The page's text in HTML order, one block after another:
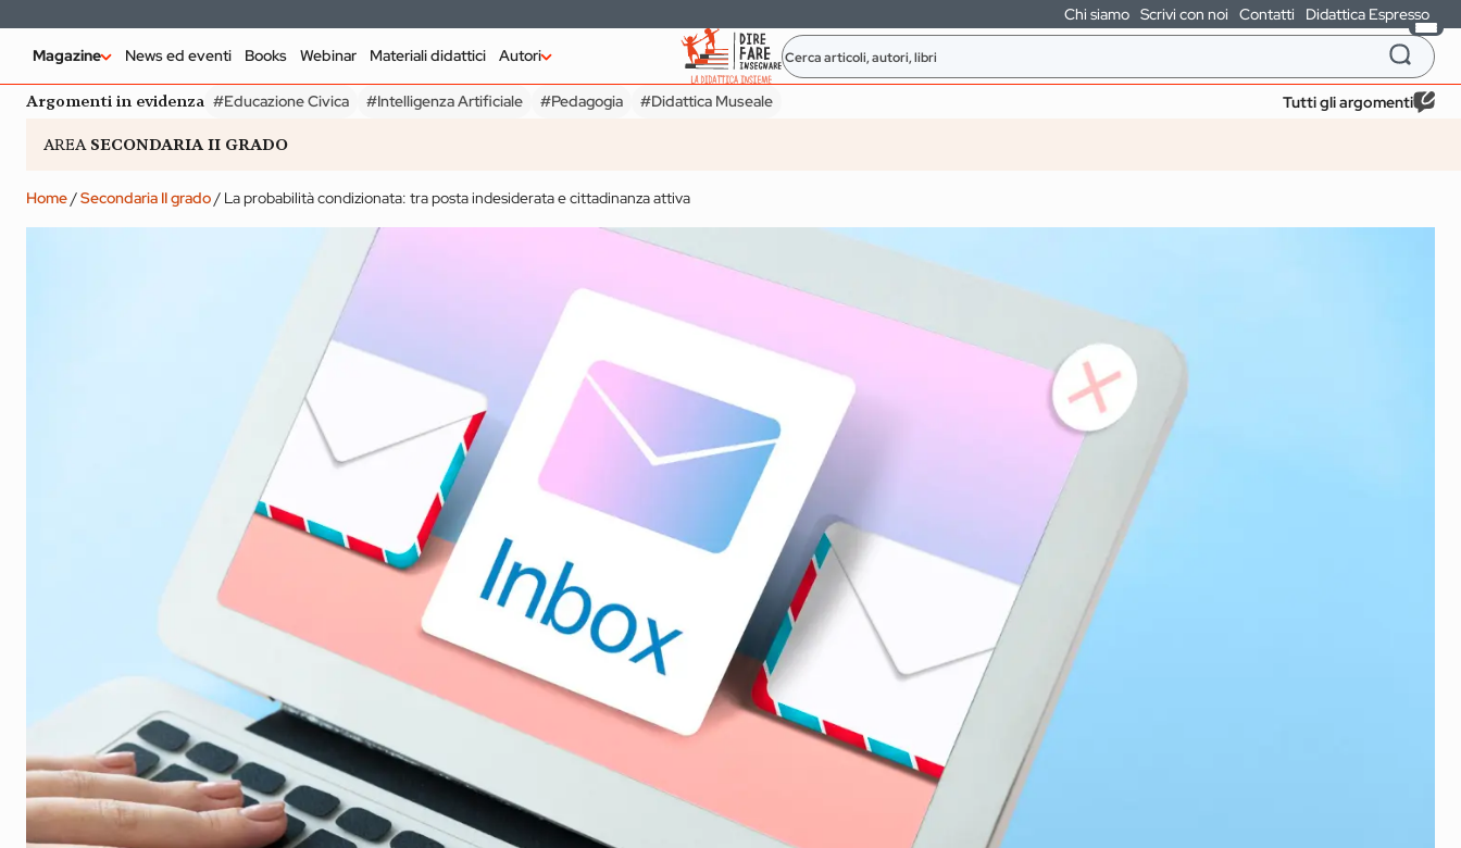
Chi siamo Scrivi con noi Contatti Didattica Espresso
Magazine News ed eventi Books Webinar Materiali didattici Autori
News ed eventi
Materiali didattici
Autori
Chi siamo
ARGOMENTI IN EVIDENZA
INFANZIA SECONDARIA II GRADO
Service Learning.
Cinque domande
per cominciare
Compiti per le
vacanze: alcuni
esempi di compiti
co-costruiti
Competenze socio-
emotive: il ruolo
del docente in aula
Argomenti in evidenza #Educazione Civica #Intelligenza Artificiale #Pedagogia #Didattica Museale Tutti gli argomenti
AREA SECONDARIA II GRADO
Home/Secondaria II grado/ La probabilità condizionata: tra posta indesiderata e cittadinanza attiva